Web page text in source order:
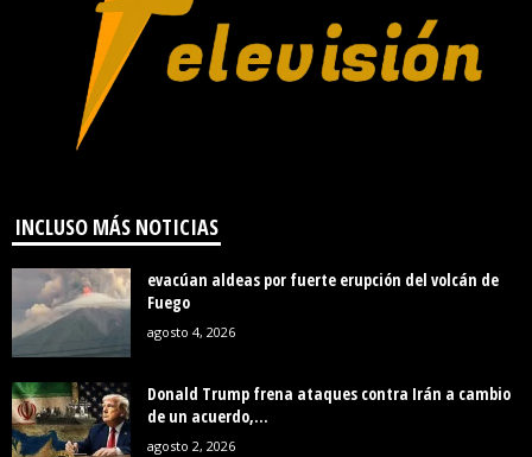
INCLUSO MÁS NOTICIAS
evacúan aldeas por fuerte erupción del volcán de
Fuego
agosto 4, 2026
Donald Trump frena ataques contra Irán a cambio
de un acuerdo,...
agosto 2, 2026